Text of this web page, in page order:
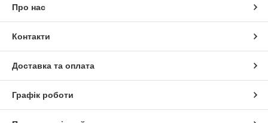
Про нас
Контакти
Доставка та оплата
Графік роботи